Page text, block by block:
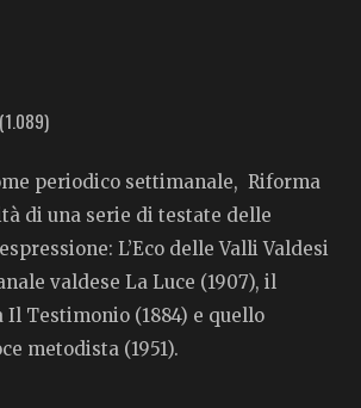
(1.089)
periodico settimanale, Riforma
di una serie di testate delle
L’Eco delle Valli Valdesi
valdese La Luce (1907), il
Testimonio (1884) e quello
metodista (1951).